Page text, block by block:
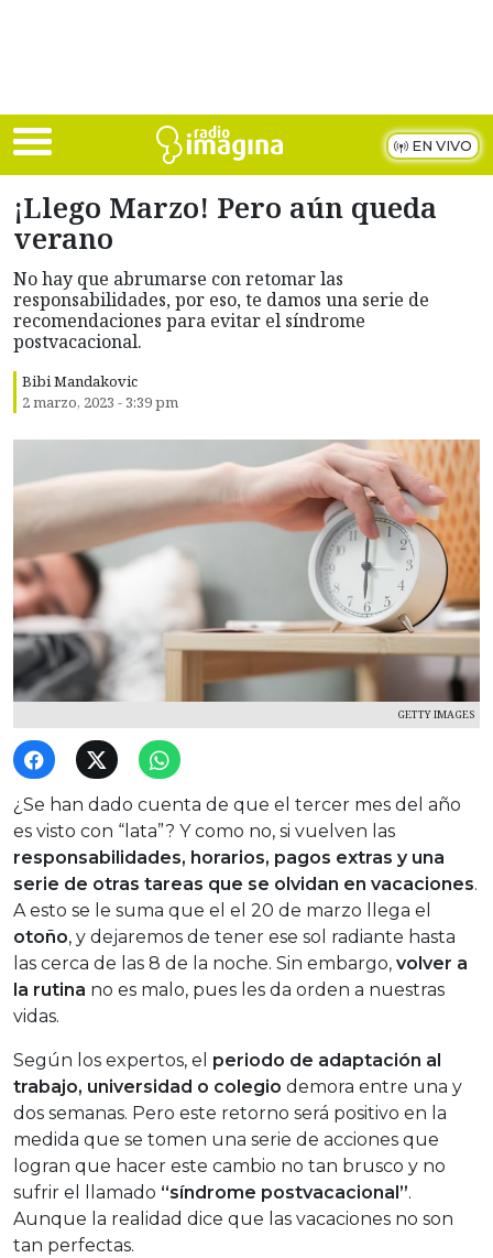
EN VIVO
¡Llego Marzo! Pero aún queda
verano
No hay que abrumarse con retomar las
responsabilidades, por eso, te damos una serie de
recomendaciones para evitar el síndrome
postvacacional.
Bibi Mandakovic
2 marzo, 2023 - 3:39 pm
GETTY IMAGES
¿Se han dado cuenta de que el tercer mes del año
es visto con “lata”? Y como no, si vuelven las
responsabilidades, horarios, pagos extras y una
serie de otras tareas que se olvidan en vacaciones.
A esto se le suma que el el 20 de marzo llega el
otoño, y dejaremos de tener ese sol radiante hasta
las cerca de las 8 de la noche. Sin embargo, volver a
la rutina no es malo, pues les da orden a nuestras
vidas.
Según los expertos, el periodo de adaptación al
trabajo, universidad o colegio demora entre una y
dos semanas. Pero este retorno será positivo en la
medida que se tomen una serie de acciones que
logran que hacer este cambio no tan brusco y no
sufrir el llamado “síndrome postvacacional”.
Aunque la realidad dice que las vacaciones no son
tan perfectas.